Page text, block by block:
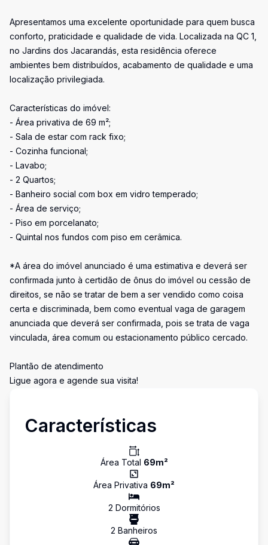
Apresentamos uma excelente oportunidade para quem busca
conforto, praticidade e qualidade de vida. Localizada na QC 1,
no Jardins dos Jacarandás, esta residência oferece
ambientes bem distribuídos, acabamento de qualidade e uma
localização privilegiada.
Características do imóvel:
- Área privativa de 69 m²;
- Sala de estar com rack fixo;
- Cozinha funcional;
- Lavabo;
- 2 Quartos;
- Banheiro social com box em vidro temperado;
- Área de serviço;
- Piso em porcelanato;
- Quintal nos fundos com piso em cerâmica.
*A área do imóvel anunciado é uma estimativa e deverá ser
confirmada junto à certidão de ônus do imóvel ou cessão de
direitos, se não se tratar de bem a ser vendido como coisa
certa e discriminada, bem como eventual vaga de garagem
anunciada que deverá ser confirmada, pois se trata de vaga
vinculada, área comum ou estacionamento público cercado.
Plantão de atendimento
Ligue agora e agende sua visita!
Características
Área Total 69m²
Área Privativa 69m²
2 Dormitórios
2 Banheiros